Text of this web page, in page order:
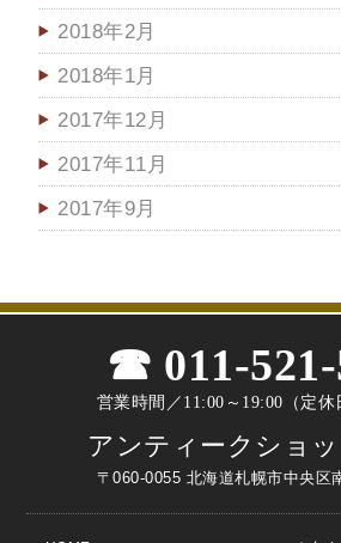
2018年2月
2018年1月
2017年12月
2017年11月
2017年9月
011-
営業時間／11:00～19:00（定休
アンティークショ
〒060-0055 北海道札幌市中央区